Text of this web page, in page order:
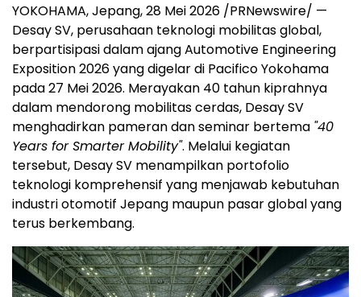
YOKOHAMA, Jepang, 28 Mei 2026 /PRNewswire/ —
Desay SV, perusahaan teknologi mobilitas global,
berpartisipasi dalam ajang Automotive Engineering
Exposition 2026 yang digelar di Pacifico Yokohama
pada 27 Mei 2026. Merayakan 40 tahun kiprahnya
dalam mendorong mobilitas cerdas, Desay SV
menghadirkan pameran dan seminar bertema "40
Years for Smarter Mobility". Melalui kegiatan
tersebut, Desay SV menampilkan portofolio
teknologi komprehensif yang menjawab kebutuhan
industri otomotif Jepang maupun pasar global yang
terus berkembang.